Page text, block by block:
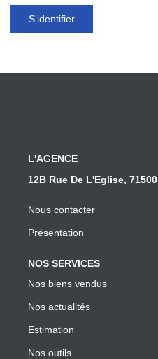
S'identifier
L'AGENCE
12B Rue De L'Eglise,
Nous contacter
Présentation
NOS SERVICES
Nos biens vendus
Nos actualités
Estimation
Nos outils